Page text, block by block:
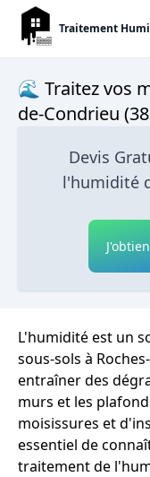
Traitement
🌊 Traitez vos
de-Condrieu
Devis
l'humidité
L'humidité est un
sous-sols à
entraîner des
murs et les
moisissures et
essentiel de
traitement de